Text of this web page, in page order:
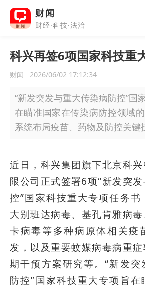
财闻
财经·科技·法治
科兴再签6项国家科技重
财闻 2026/06/02 17:12:34
“新发突发与重大传染病防控”国
在瞄准国家在传染病防控领域
系统布局疫苗、药物及防控关键
近日，科兴集团旗下北京科
限公司正式签署6项“新发突
控”国家科技重大专项任务书
大别班达病毒、基孔肯雅病
卡病毒等多种病原体相关疫
发，以及重要蚊媒病毒病重
期干预方案研究等。“新发突
防控”国家科技重大专项旨